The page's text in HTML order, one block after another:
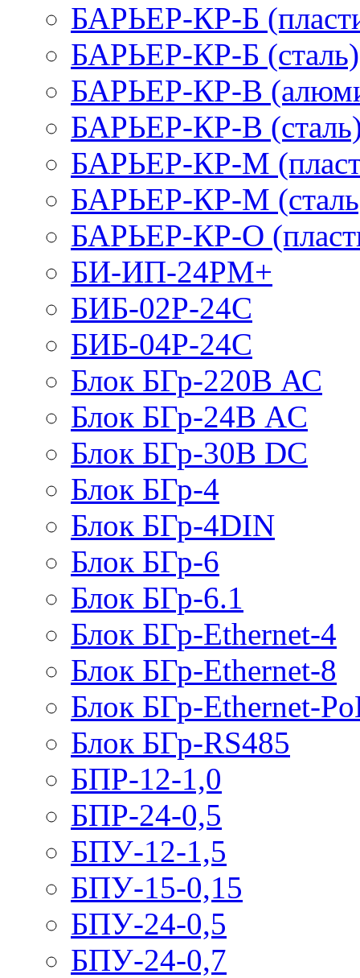
БАРЬЕР-КР-Б
БАРЬЕР-КР-Б (сталь)
БАРЬЕР-КР-В
БАРЬЕР-КР-В
БАРЬЕР-КР-М
БАРЬЕР-КР-М
БАРЬЕР-КР-О
БИ-ИП-24РМ+
БИБ-02Р-24С
БИБ-04Р-24С
Блок БГр-220В АС
Блок БГр-24В AC
Блок БГр-30В DC
Блок БГр-4
Блок БГр-4DIN
Блок БГр-6
Блок БГр-6.1
Блок БГр-Ethernet-4
Блок БГр-Ethernet-8
Блок БГр-Ethernet-
Блок БГр-RS485
БПР-12-1,0
БПР-24-0,5
БПУ-12-1,5
БПУ-15-0,15
БПУ-24-0,5
БПУ-24-0,7